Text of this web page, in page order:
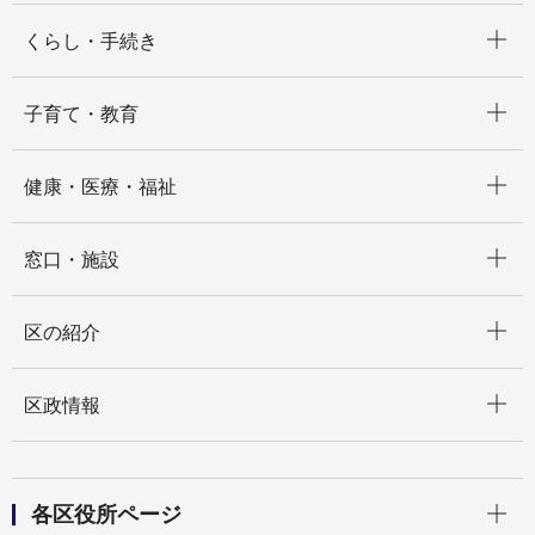
くらし・手続き
子育て・教育
健康・医療・福祉
窓口・施設
区の紹介
区政情報
各区役所ページ